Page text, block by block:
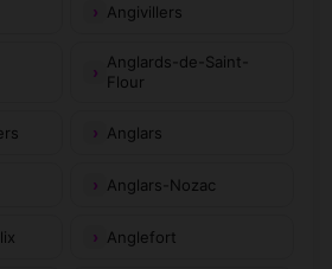
Angivillers
Anglards-de-Saint-
Flour
Anglars
Anglars-Nozac
Anglefort